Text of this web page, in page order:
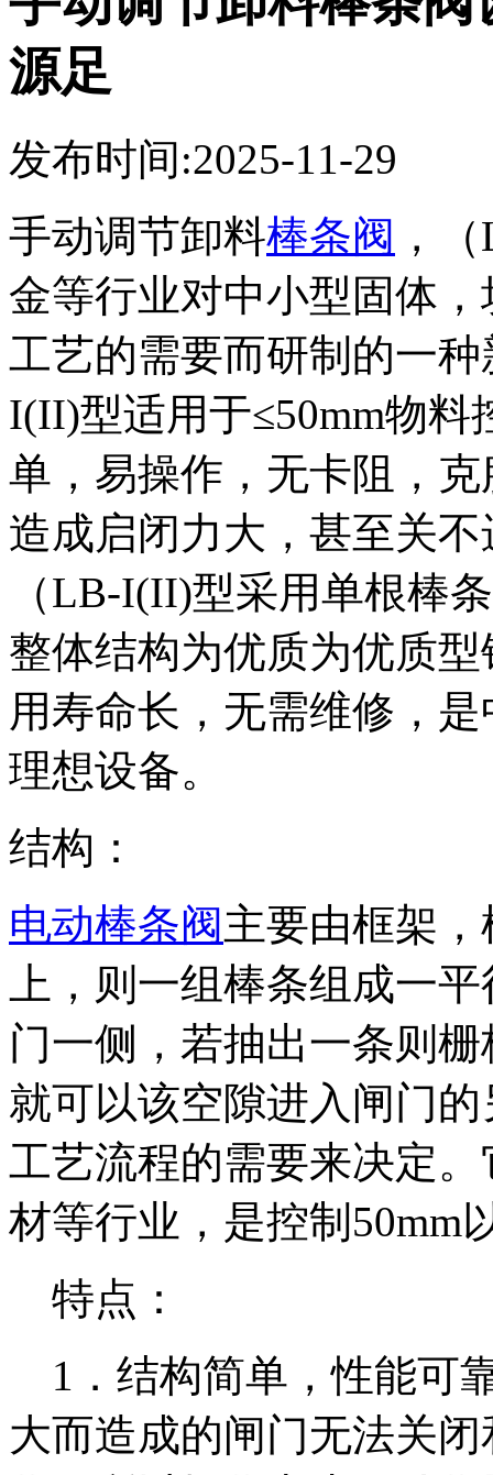
源足
发布时间:2025-11-29
手动调节卸料棒条阀 ，（
金等行业对中小型固体
工艺的需要而研制的一
I(II)型适用于≤50mm物料
单，易操作，无卡阻，
造成启闭力大，甚至关
（LB-I(II)型采用单根棒
整体结构为优质为优质
用寿命长，无需维修，
理想设备。
结构：
电动棒条阀主要由框架
上，则一组棒条组成一
门一侧，若抽出一条则
就可以该空隙进入闸门
工艺流程的需要来决定。
材等行业，是控制 50mm
特点：
1 ．结构简单，性能可
大而造成的闸门无法关